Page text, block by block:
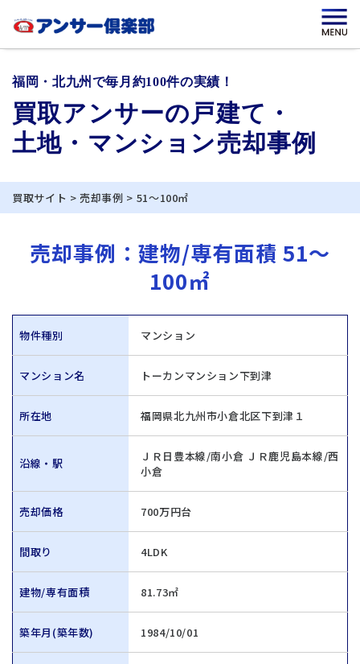
福岡・北九州で毎月約100件の実績！
買取アンサーの戸建て・
土地・マンション売却事例
買取サイト >売却事例 > 51〜100㎡
売却事例：建物/専有面積 51〜
100㎡
物件種別 マンション
マンション名 トーカンマンション下到津
所在地 福岡県北九州市小倉北区下到津１
沿線・駅
ＪＲ日豊本線/南小倉 ＪＲ鹿児島本線/西
小倉
売却価格 700万円台
間取り 4LDK
建物/専有面積 81.73㎡
築年月(築年数) 1984/10/01